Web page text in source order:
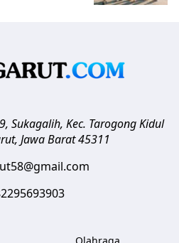
Sukagalih, Kec. Tarogong Kidul
, Jawa Barat45311